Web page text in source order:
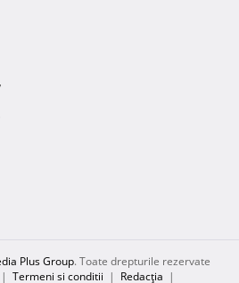
,
Plus Group. Toate drepturile rezervate
| Termeni si conditii | Redacţia |